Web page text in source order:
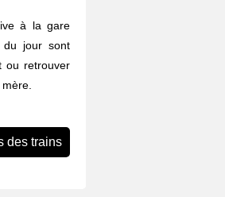
à la gare
du jour sont
ou retrouver
des trains